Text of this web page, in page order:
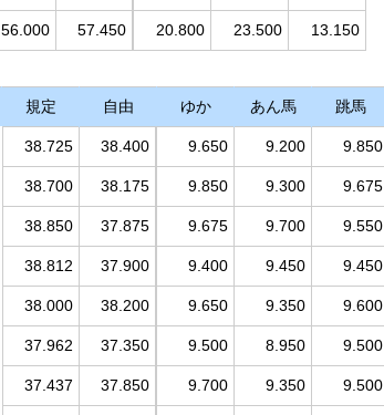
56.000 57.450 20.800 23.500 13.150
規定 自由 ゆか あん馬 跳馬
38.725 38.400 9.650 9.200 9.850
38.700 38.175 9.850 9.300 9.675
38.850 37.875 9.675 9.700 9.550
38.812 37.900 9.400 9.450 9.450
38.000 38.200 9.650 9.350 9.600
37.962 37.350 9.500 8.950 9.500
37.437 37.850 9.700 9.350 9.500